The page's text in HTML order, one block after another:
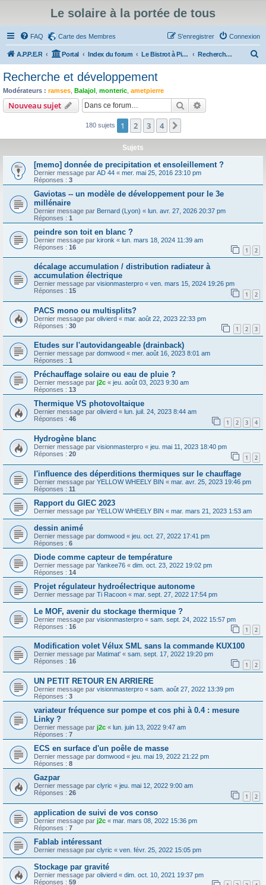
Le solaire à la portée de tous
FAQ Carte des Membres Connexion
S’enregistrer
A.P.P.E.R Portal Index du forum Le Bistrot à Pierrot Recherche et développement
c
Recherche et développement
Modérateurs : ramses Balajol monteric ametpierre
Nouveau sujet Rechercher
180 sujets 1 2 3 4
Sujets
[memo] donnée de precipitation et ensoleillement ?
Dernier message par AD 44 « mer. mai 25, 2016 23:10 pm
Réponses : 3
Gaviotas -- un modèle de développement pour le 3e
millénaire
Dernier message par Bernard (Lyon) « lun. avr. 27, 2026 20:37 pm
Réponses : 1
peindre son toit en blanc ?
Dernier message par kironk « lun. mars 18, 2024 11:39 am
Réponses : 16 1 2
décalage accumulation / distribution radiateur à
accumulation électrique
Dernier message par visionmasterpro « ven. mars 15, 2024 19:26 pm
Réponses : 15 1 2
PACS mono ou multisplits?
Dernier message par olivierd « mar. août 22, 2023 22:33 pm
Réponses : 30 1 2 3
Etudes sur l'autovidangeable (drainback)
Dernier message par domwood « mer. août 16, 2023 8:01 am
Réponses : 1
Préchauffage solaire ou eau de pluie ?
Dernier message par j2c « jeu. août 03, 2023 9:30 am
Réponses : 13
Thermique VS photovoltaique
Dernier message par olivierd « lun. juil. 24, 2023 8:44 am
Réponses : 46 1 2 3 4
Hydrogène blanc
Dernier message par visionmasterpro « jeu. mai 11, 2023 18:40 pm
Réponses : 20 1 2
l'influence des déperditions thermiques sur le chauffage
Dernier message par YELLOW WHEELY BIN « mar. avr. 25, 2023 19:46 pm
Réponses : 11
Rapport du GIEC 2023
Dernier message par YELLOW WHEELY BIN « mar. mars 21, 2023 1:53 am
dessin animé
Dernier message par domwood « jeu. oct. 27, 2022 17:41 pm
Réponses : 6
Diode comme capteur de température
Dernier message par Yankee76 « dim. oct. 23, 2022 19:02 pm
Réponses : 14
Projet régulateur hydroélectrique autonome
Dernier message par Ti Racoon « mar. sept. 27, 2022 17:54 pm
Le MOF, avenir du stockage thermique ?
Dernier message par visionmasterpro « sam. sept. 24, 2022 15:57 pm
Réponses : 16 1 2
Modification volet Vélux SML sans la commande KUX100
Dernier message par Matimat' « sam. sept. 17, 2022 19:20 pm
Réponses : 16 1 2
UN PETIT RETOUR EN ARRIERE
Dernier message par visionmasterpro « sam. août 27, 2022 13:39 pm
Réponses : 3
variateur fréquence sur pompe et cos phi à 0.4 : mesure
Linky ?
Dernier message par j2c « lun. juin 13, 2022 9:47 am
Réponses : 7
ECS en surface d'un poêle de masse
Dernier message par domwood « jeu. mai 19, 2022 21:22 pm
Réponses : 8
Gazpar
Dernier message par clyric « jeu. mai 12, 2022 9:00 am
Réponses : 26 1 2
application de suivi de vos conso
Dernier message par j2c « mar. mars 08, 2022 15:36 pm
Réponses : 7
Fablab intéressant
Dernier message par clyric « ven. févr. 25, 2022 15:05 pm
Stockage par gravité
Dernier message par olivierd « dim. oct. 10, 2021 19:37 pm
Réponses : 59